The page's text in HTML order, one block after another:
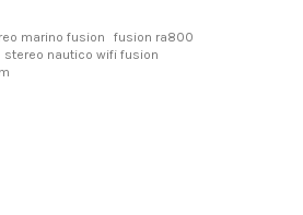
marino fusion
fusion ra800
stereo nautico wifi fusion